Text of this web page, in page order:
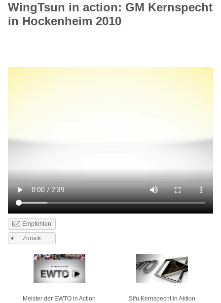
WingTsun in action: GM Kernspecht
in Hockenheim 2010
Empfehlen
Zurück
Meister der EWTO in Action Sifu Kernspecht in Aktion
Seiten